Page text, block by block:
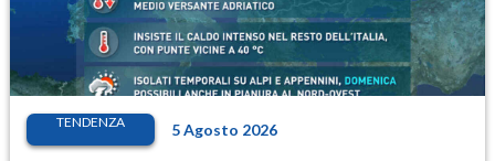
TENDENZA 5 Agosto 2026